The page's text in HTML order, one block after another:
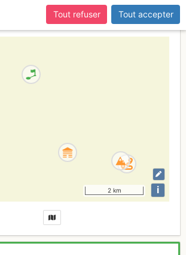
Valais Mont-Blanc
2 km i
Tout refuser
Tout accepter